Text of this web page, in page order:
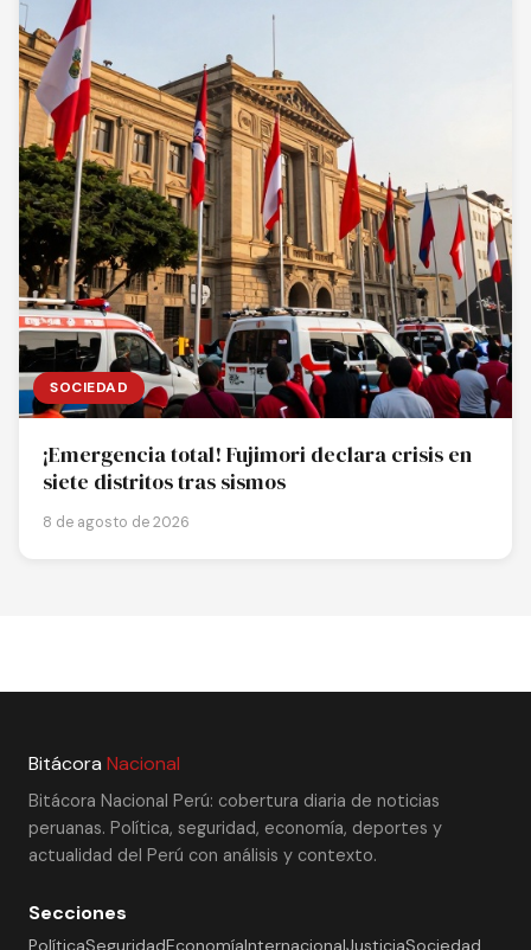
SOCIEDAD
¡Emergencia total! Fujimori declara crisis en
siete distritos tras sismos
8 de agosto de 2026
Bitácora Nacional
Bitácora Nacional Perú: cobertura diaria de noticias
peruanas. Política, seguridad, economía, deportes y
actualidad del Perú con análisis y contexto.
Secciones
PolíticaSeguridadEconomíaInternacionalJusticiaSociedad